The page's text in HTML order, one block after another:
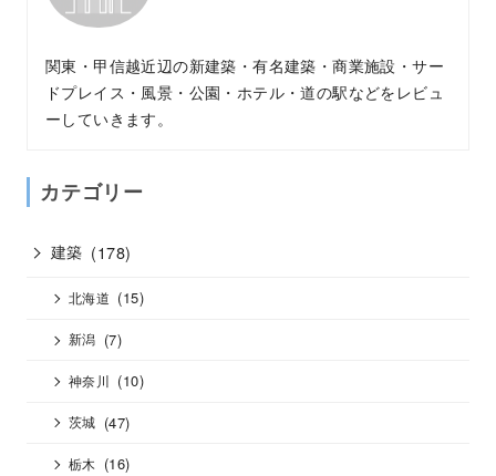
関東・甲信越近辺の新建築・有名建築・商業施設・サー
ドプレイス・風景・公園・ホテル・道の駅などをレビュ
ーしていきます。
カテゴリー
建築 (178)
北海道 (15)
新潟 (7)
神奈川 (10)
茨城 (47)
栃木 (16)